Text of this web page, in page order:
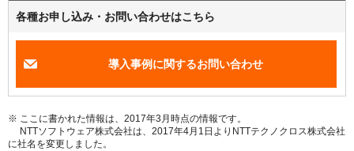
各種お申し込み・お問い合わせはこちら
導入事例に関するお問い合わせ
※ ここに書かれた情報は、2017年3月時点の情報です。
NTTソフトウェア株式会社は、2017年4月1日よりNTTテクノクロス株式会社
に社名を変更しました。